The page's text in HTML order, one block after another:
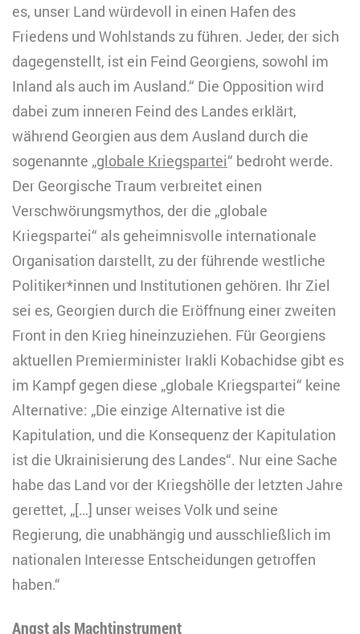
es, unser Land würdevoll in einen Hafen des
Friedens und Wohlstands zu führen. Jeder, der sich
dagegenstellt, ist ein Feind Georgiens, sowohl im
Inland als auch im Ausland.“ Die Opposition wird
dabei zum inneren Feind des Landes erklärt,
während Georgien aus dem Ausland durch die
sogenannte „globale Kriegspartei“ bedroht werde.
Der Georgische Traum verbreitet einen
Verschwörungsmythos, der die „globale
Kriegspartei“ als geheimnisvolle internationale
Organisation darstellt, zu der führende westliche
Politiker*innen und Institutionen gehören. Ihr Ziel
sei es, Georgien durch die Eröffnung einer zweiten
Front in den Krieg hineinzuziehen. Für Georgiens
aktuellen Premierminister Irakli Kobachidse gibt es
im Kampf gegen diese „globale Kriegspartei“ keine
Alternative: „Die einzige Alternative ist die
Kapitulation, und die Konsequenz der Kapitulation
ist die Ukrainisierung des Landes“. Nur eine Sache
habe das Land vor der Kriegshölle der letzten Jahre
gerettet, „[…] unser weises Volk und seine
Regierung, die unabhängig und ausschließlich im
nationalen Interesse Entscheidungen getroffen
haben.“
Angst als Machtinstrument